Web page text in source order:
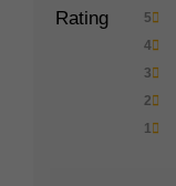
Rating
5
4
3
2
1